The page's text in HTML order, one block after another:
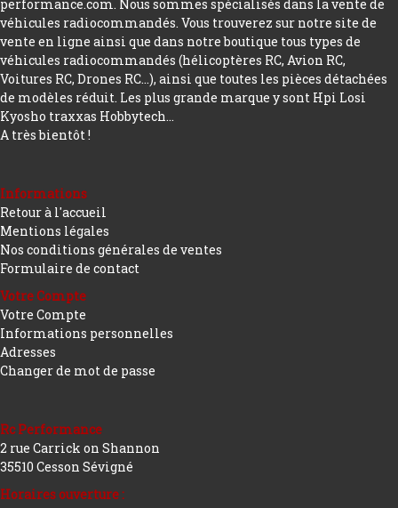
performance.com. Nous sommes spécialisés dans la vente de
véhicules radiocommandés. Vous trouverez sur notre site de
vente en ligne ainsi que dans notre boutique tous types de
véhicules radiocommandés (hélicoptères RC, Avion RC,
Voitures RC, Drones RC…), ainsi que toutes les pièces détachées
de modèles réduit. Les plus grande marque y sont Hpi Losi
Kyosho traxxas Hobbytech...
A très bientôt !
Informations
Retour à l'accueil
Mentions légales
Nos conditions générales de ventes
Formulaire de contact
Votre Compte
Votre Compte
Informations personnelles
Adresses
Changer de mot de passe
Rc Performance
2 rue Carrick on Shannon
35510 Cesson Sévigné
Horaires ouverture :